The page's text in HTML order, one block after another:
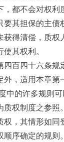
，都不会对权利
要其担保的主债
获得清偿，质权
其权利。
百四十六条规
外，适用本章第
中的许多规则
质权制度之参照
权，其情形如同
序确定的规则。